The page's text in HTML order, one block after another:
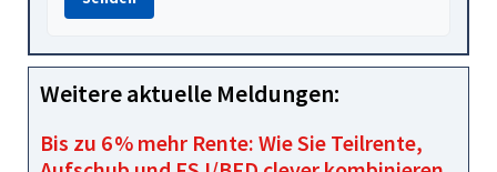
Weitere aktuelle Meldungen:
Bis zu 6 % mehr Rente: Wie Sie Teilrente,